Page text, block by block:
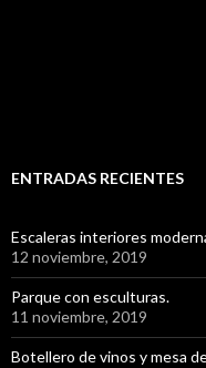
ENTRADAS RECIENTES
Escaleras interiores
12 noviembre, 2019
Parque con esculturas.
11 noviembre, 2019
Botellero de vinos y mesa